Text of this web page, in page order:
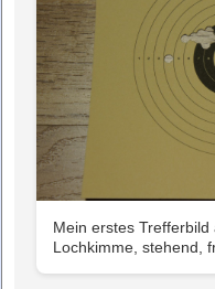
Mein erstes
Lochkimme, stehend,